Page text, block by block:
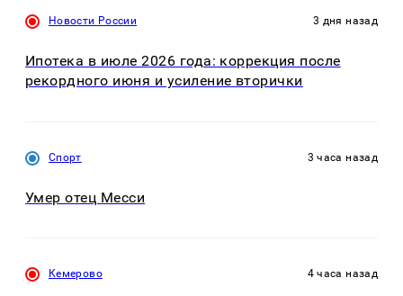
Новости России 3 дня назад
Ипотека в июле 2026 года: коррекция после
рекордного июня и усиление вторички
Спорт 3 часа назад
Умер отец Месси
Кемерово 4 часа назад